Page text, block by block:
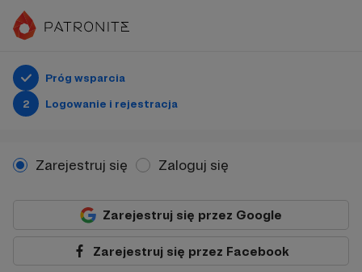
Próg wsparcia
2
Logowanie i rejestracja
Zarejestruj się Zaloguj się
Zarejestruj się przez Google
Zarejestruj się przez Facebook